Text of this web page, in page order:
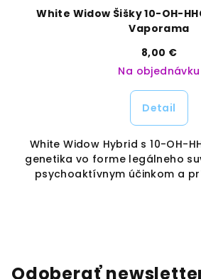
White Widow Šišky 10-OH-
Vaporama
8,00 €
Na objednávku
Detail
White Widow Hybrid s 10-OH-
genetika vo forme legálneho
psychoaktívnym účinkom a
Odoberať